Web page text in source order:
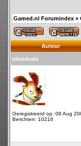
Gamed.nl Forumindex »
Auteur
ninodude
Geregistreerd op: 08 Aug
Berichten: 10216